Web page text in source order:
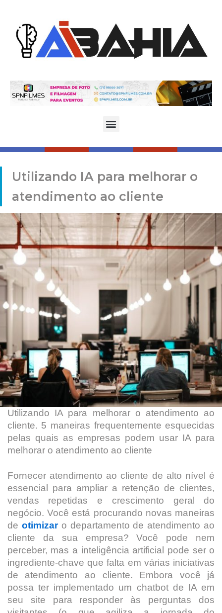
Utilizando IA para melhorar o
atendimento ao cliente
Utilizando IA para melhorar o atendimento ao
cliente. 5 maneiras frequentemente esquecidas
pelas quais as empresas podem usar IA para
melhorar o atendimento ao cliente
Fornecer atendimento ao cliente de alto nível é
essencial para ampliar a retenção de clientes,
vendas repetidas e crescimento geral do
negócio. Você está procurando novas maneiras
de otimizaro departamento de atendimento ao
cliente da sua empresa? Você pode nem
perceber, mas a inteligência artificial pode ser o
ingrediente-chave que falta em várias iniciativas
de atendimento ao cliente. Embora você já
possa ter implementado um chatbot de IA em
seu site para responder às perguntas dos